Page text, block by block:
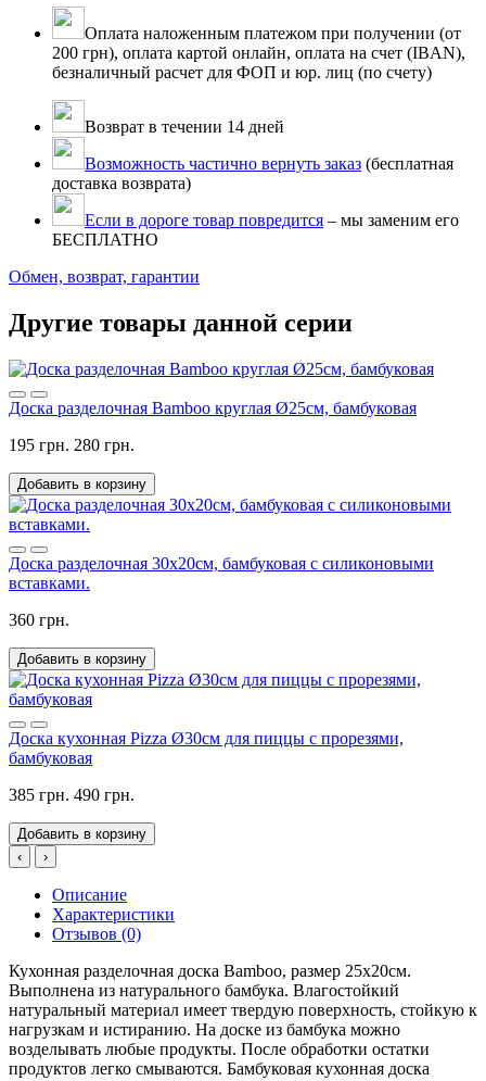
Оплата наложенным платежом при получении (от
200 грн), оплата картой онлайн, оплата на счет (IBAN),
безналичный расчет для ФОП и юр. лиц (по счету)
Возврат в течении 14 дней
Возможность частично вернуть заказ (бесплатная
доставка возврата)
Если в дороге товар повредится – мы заменим его
БЕСПЛАТНО
Обмен, возврат, гарантии
Другие товары данной серии
Доска разделочная Bamboo круглая Ø25см, бамбуковая
195 грн. 280 грн.
Добавить в корзину
Доска разделочная 30х20см, бамбуковая с силиконовыми
вставками.
360 грн.
Добавить в корзину
Доска кухонная Pizza Ø30см для пиццы с прорезями,
бамбуковая
385 грн. 490 грн.
Добавить в корзину
‹
›
Описание
Характеристики
Отзывов (0)
Кухонная разделочная доска Bamboo, размер 25х20см.
Выполнена из натурального бамбука. Влагостойкий
натуральный материал имеет твердую поверхность, стойкую к
нагрузкам и истиранию. На доске из бамбука можно
возделывать любые продукты. После обработки остатки
продуктов легко смываются. Бамбуковая кухонная доска